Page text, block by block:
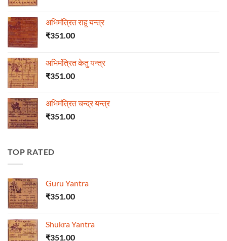
अभिमंत्रित राहू यन्त्र
₹351.00
अभिमंत्रित केतु यन्त्र
₹351.00
अभिमंत्रित चन्द्र यन्त्र
₹351.00
TOP RATED
Guru Yantra
₹351.00
Shukra Yantra
₹351.00